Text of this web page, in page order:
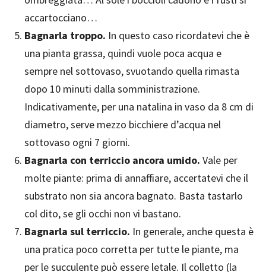
accartocciano…
Bagnarla troppo. In questo caso ricordatevi che è
una pianta grassa, quindi vuole poca acqua e
sempre nel sottovaso, svuotando quella rimasta
dopo 10 minuti dalla somministrazione.
Indicativamente, per una natalina in vaso da 8 cm di
diametro, serve mezzo bicchiere d’acqua nel
sottovaso ogni 7 giorni.
Bagnarla con terriccio ancora umido. Vale per
molte piante: prima di annaffiare, accertatevi che il
substrato non sia ancora bagnato. Basta tastarlo
col dito, se gli occhi non vi bastano.
Bagnarla sul terriccio. In generale, anche questa è
una pratica poco corretta per tutte le piante, ma
per le succulente può essere letale. Il colletto (la